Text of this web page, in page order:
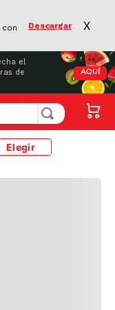
Descargar X
el
de
AQUÍ
Elegir